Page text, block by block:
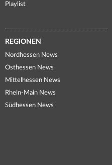
Playlist
REGIONEN
Nordhessen News
Osthessen News
Mittelhessen News
Rhein-Main News
Südhessen News